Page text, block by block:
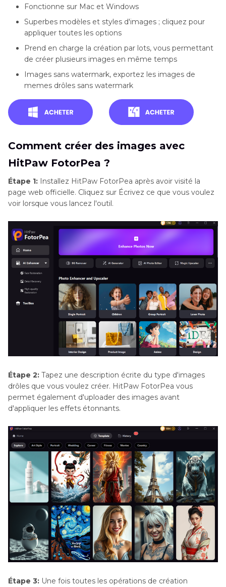
Fonctionne sur Mac et Windows
Superbes modèles et styles d'images ; cliquez pour
appliquer toutes les options
Prend en charge la création par lots, vous permettant
de créer plusieurs images en même temps
Images sans watermark, exportez les images de
memes drôles sans watermark
Comment créer des images avec
HitPaw FotorPea ?
Étape 1: Installez HitPaw FotorPea après avoir visité la
page web officielle. Cliquez sur Écrivez ce que vous voulez
voir lorsque vous lancez l'outil.
Étape 2: Tapez une description écrite du type d'images
drôles que vous voulez créer. HitPaw FotorPea vous
permet également d'uploader des images avant
d'appliquer les effets étonnants.
Étape 3: Une fois toutes les opérations de création